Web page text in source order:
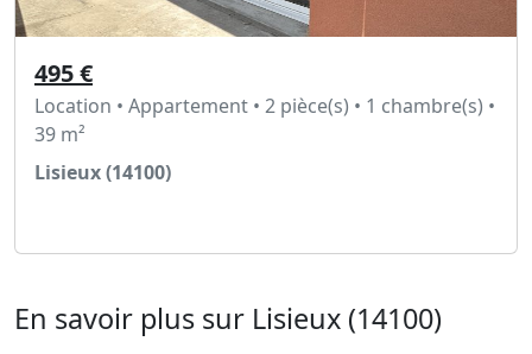
495 €
Location • Appartement • 2 pièce(s) • 1 chambre(s) •
39 m²
Lisieux (14100)
En savoir plus sur Lisieux (14100)